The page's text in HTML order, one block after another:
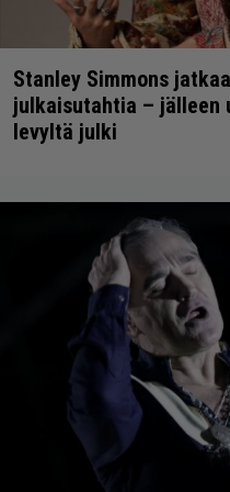
Stanley Simmons
julkaisutahtia – jälleen
levyltä julki